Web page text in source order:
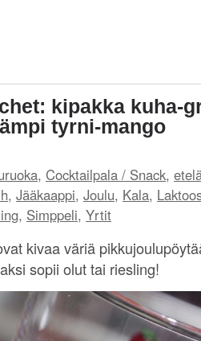
kipakka kuha-
tyrni-mango
, Cocktailpala / Snack,
, Jääkaappi, Joulu, Kala,
, Simppeli, Yrtit
kivaa väriä
sopii olut tai riesling!